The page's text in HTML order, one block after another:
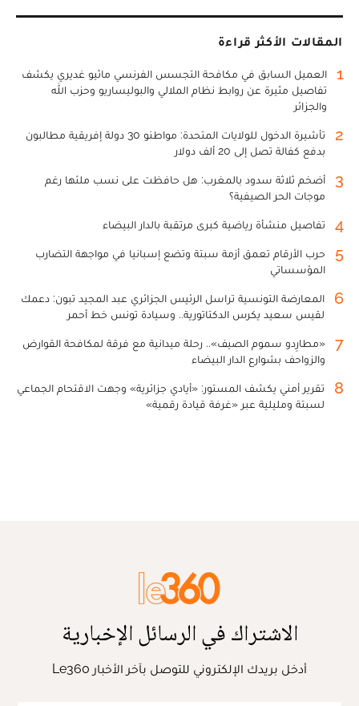
المقالات الأكثر قراءة
1
العميل السابق في مكافحة التجسس الفرنسي ماثيو غديري يكشف
تفاصيل مثيرة عن روابط نظام الملالي والبوليساريو وحزب الله
والجزائر
2
تأشيرة الدخول للولايات المتحدة: مواطنو 30 دولة إفريقية مطالبون
بدفع كفالة تصل إلى 20 ألف دولار
3
أضخم ثلاثة سدود بالمغرب: هل حافظت على نسب ملئها رغم
موجات الحر الصيفية؟
4 تفاصيل منشأة رياضية كبرى مرتقبة بالدار البيضاء
5
حرب الأرقام تعمق أزمة سبتة وتضع إسبانيا في مواجهة التضارب
المؤسساتي
6
المعارضة التونسية تراسل الرئيس الجزائري عبد المجيد تبون: دعمك
لقيس سعيد يكرس الدكتاتورية.. وسيادة تونس خط أحمر
7
«مطارِدو سموم الصيف».. رحلة ميدانية مع فرقة لمكافحة القوارض
والزواحف بشوارع الدار البيضاء
8
تقرير أمني يكشف المستور: «أيادي جزائرية» وجهت الاقتحام الجماعي
لسبتة ومليلية عبر «غرفة قيادة رقمية»
الاشتراك في الرسائل الإخبارية
أدخل بريدك الإلكتروني للتوصل بآخر الأخبار Le360